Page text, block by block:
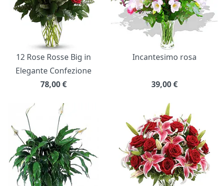
12 Rose Rosse Big in
Elegante Confezione
78,00€
Incantesimo rosa
39,00€